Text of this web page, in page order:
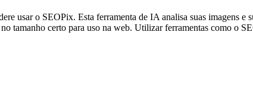
usar o SEOPix. Esta ferramenta de IA analisa suas imagens
tamanho certo para uso na web. Utilizar ferramentas como o